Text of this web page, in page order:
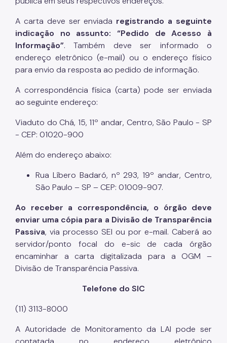
A carta deve ser enviada registrando a seguinte
indicação no assunto: “Pedido de Acesso à
Informação”. Também deve ser informado o
endereço eletrônico (e-mail) ou o endereço físico
para envio da resposta ao pedido de informação.
A correspondência física (carta) pode ser enviada
ao seguinte endereço:
Viaduto do Chá, 15, 11º andar, Centro, São Paulo - SP
- CEP: 01020-900
Além do endereço abaixo:
Rua Líbero Badaró, nº 293, 19º andar, Centro,
São Paulo – SP – CEP: 01009-907.
Ao receber a correspondência, o órgão deve
enviar uma cópia para a Divisão de Transparência
Passiva, via processo SEI ou por e-mail. Caberá ao
servidor/ponto focal do e-sic de cada órgão
encaminhar a carta digitalizada para a OGM –
Divisão de Transparência Passiva.
Telefone do SIC
(11) 3113-8000
A Autoridade de Monitoramento da LAI pode ser